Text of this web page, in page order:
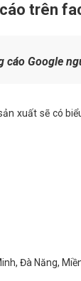
trên
cáo Google
xuất sẽ có
Đà Năng,